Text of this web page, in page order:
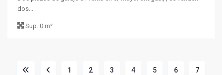
dos...
Sup.0 m²
1 2 3 4 5 6 7